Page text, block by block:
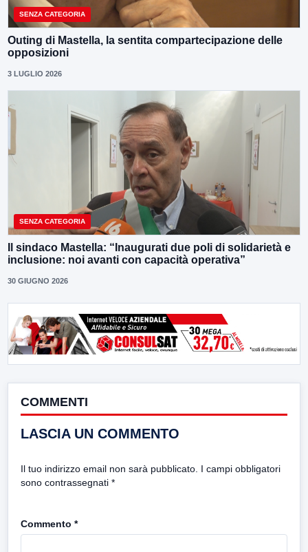
SENZA CATEGORIA
Outing di Mastella, la sentita compartecipazione delle
opposizioni
3 LUGLIO 2026
SENZA CATEGORIA
Il sindaco Mastella: “Inaugurati due poli di solidarietà e
inclusione: noi avanti con capacità operativa”
30 GIUGNO 2026
COMMENTI
LASCIA UN COMMENTO
Il tuo indirizzo email non sarà pubblicato. I campi obbligatori
sono contrassegnati *
Commento *